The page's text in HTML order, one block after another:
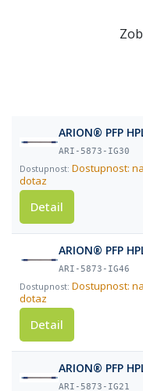
ARION® PFP
ARI-5873-IG30
Dostupnost: na
dotaz
Detail
ARION® PFP
ARI-5873-IG46
Dostupnost: na
dotaz
Detail
ARION® PFP
ARI-5873-IG21